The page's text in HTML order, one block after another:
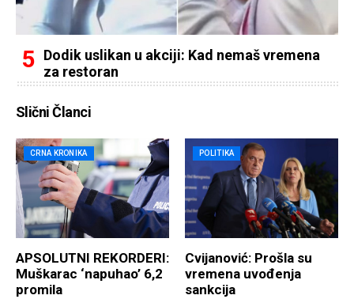
Dodik uslikan u akciji: Kad nemaš vremena
za restoran
Slični Članci
CRNA KRONIKA
APSOLUTNI REKORDERI:
Muškarac ‘napuhao’ 6,2
promila
POLITIKA
Cvijanović: Prošla su
vremena uvođenja
sankcija